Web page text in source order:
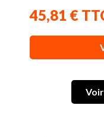
45,81 €